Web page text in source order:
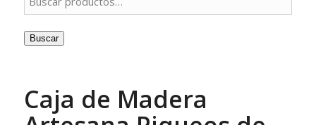
Buscar
Caja de Madera